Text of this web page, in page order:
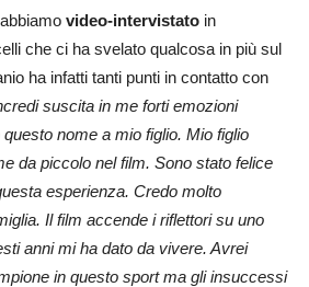
video-intervistato in
che ci ha svelato qualcosa in più sul
ha infatti tanti punti in contatto con
suscita in me forti emozioni
nome a mio figlio. Mio figlio
da piccolo nel film. Sono stato felice
esperienza. Credo molto
Il film accende i riflettori su uno
anni mi ha dato da vivere. Avrei
in questo sport ma gli insuccessi